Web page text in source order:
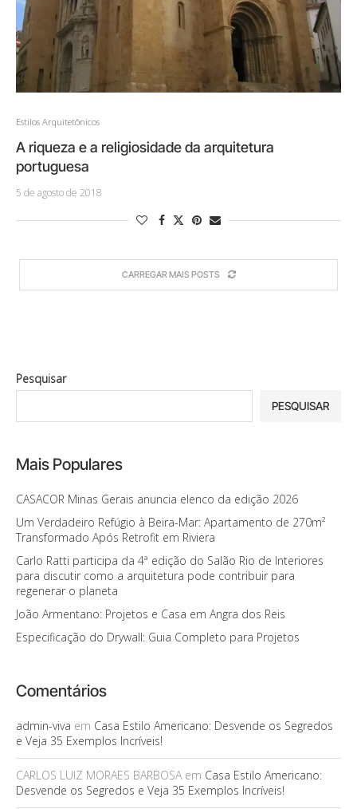
Estilos Arquitetônicos
A riqueza e a religiosidade da arquitetura
portuguesa
5 de agosto de 2018
CARREGAR MAIS POSTS
Pesquisar
PESQUISAR
Mais Populares
CASACOR Minas Gerais anuncia elenco da edição 2026
Um Verdadeiro Refúgio à Beira-Mar: Apartamento de 270m²
Transformado Após Retrofit em Riviera
Carlo Ratti participa da 4ª edição do Salão Rio de Interiores
para discutir como a arquitetura pode contribuir para
regenerar o planeta
João Armentano: Projetos e Casa em Angra dos Reis
Especificação do Drywall: Guia Completo para Projetos
Comentários
admin-viva em Casa Estilo Americano: Desvende os Segredos
e Veja 35 Exemplos Incríveis!
CARLOS LUIZ MORAES BARBOSAem Casa Estilo Americano:
Desvende os Segredos e Veja 35 Exemplos Incríveis!